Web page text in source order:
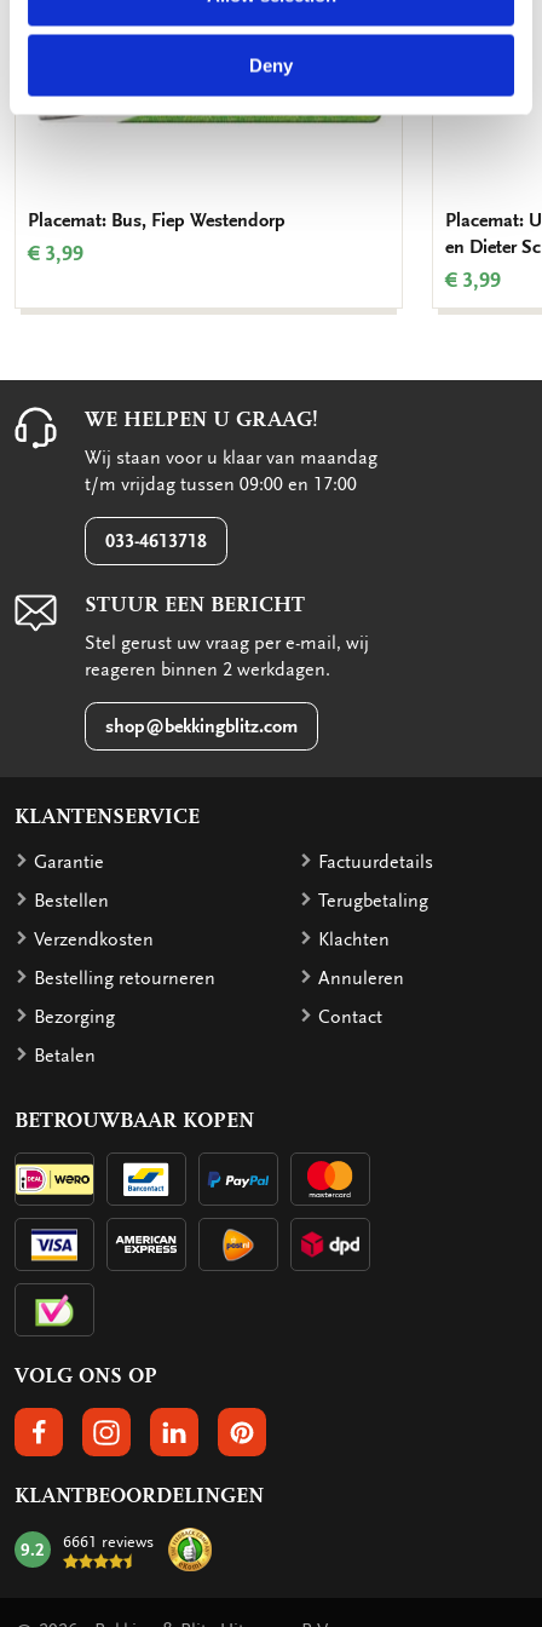
Deny
Placemat: Bus, Fiep Westendorp
€ 3,99
Placemat:
en Dieter
€ 3,99
WE HELPEN U GRAAG!
Wij staan voor u klaar van maandag
t/m vrijdag tussen 09:00 en 17:00
033-4613718
STUUR EEN BERICHT
Stel gerust uw vraag per e-mail, wij
reageren binnen 2 werkdagen.
shop@bekkingblitz.com
KLANTENSERVICE
Garantie
Bestellen
Verzendkosten
Bestelling retourneren
Bezorging
Betalen
Factuurdetails
Terugbetaling
Klachten
Annuleren
Contact
BETROUWBAAR KOPEN
VOLG ONS OP
VOLGS ONS OP FACEBOOK
VOLG ONS OP INSTAGRAM
VOLG ONS OP LINKEDIN
VOLG ONS OP PINTEREST
KLANTBEOORDELINGEN
mark:
9.2 6661 reviews